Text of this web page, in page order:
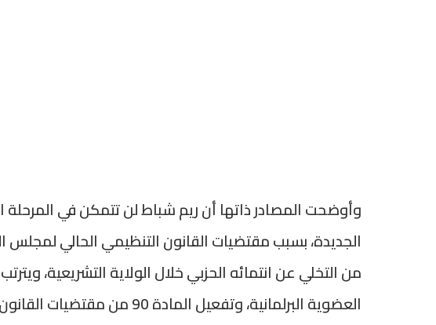
وأوضحت المصادر ذاتها أن ريم شباط لن تتمكن في المرحلة
من التخلي عن انتمائه الحزبي خلال الولاية التشريعية،
العضوية البرلمانية، وتفعيل المادة 90 من مقتضيات القانون بناء على قرار المحكمة الدستورية.